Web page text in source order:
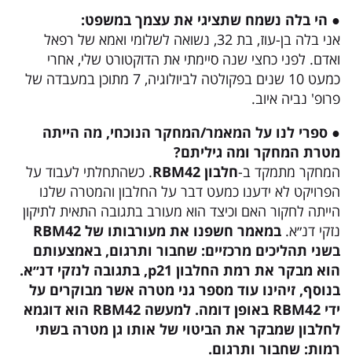
● הי בלה נשמח שתציגי את עצמך במשפט:
אני בלה בן-עוז, בת 32, נשואה לשלומי ואמא של רפאל
ואדם. לפני כחצי שנה סיימתי את הדוקטורט שלי, אחרי
כמעט 10 שנים בפקולטה לביולוגיה, 7 מתוכן במעבדה של
פרופ' נביה איוב.
● ספרי לנו על המאמר/המחקר הנוכחי, מה הייתה
מטרת המחקר ומה גיליתם?
המחקר מתמקד ב-חלבון RBM42
. כשהתחלתי לעבוד על
הפרויקט לא ידענו כמעט דבר על החלבון והמטרה שלנו
הייתה לחקור האם וכיצד הוא מעורב בתגובה התאית לתיקון
נזקי דנ״א.
במאמר חשפנו את מעורבותו של RBM42
בשני תהליכים מרכזיים: שחבור ותרגום, באמצעותם
הוא מבקר את רמת החלבון p21, בתגובה לנזקי דנ״א.
בנוסף, זיהינו עוד מספר גני מטרה אשר מבוקרים על
ידי RBM42 באופן דומה. למעשה RBM42 הוא דוגמא
לחלבון שמבקר את הביטוי של אותו גן מטרה בשתי
רמות: שחבור ותרגום.